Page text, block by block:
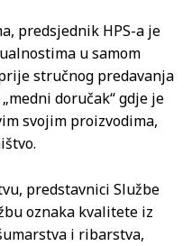
predsjednik HPS-a je
u samom
stručnog predavanja
doručak“ gdje je
svojim proizvodima,
predstavnici Službe
oznaka kvalitete iz
i ribarstva,